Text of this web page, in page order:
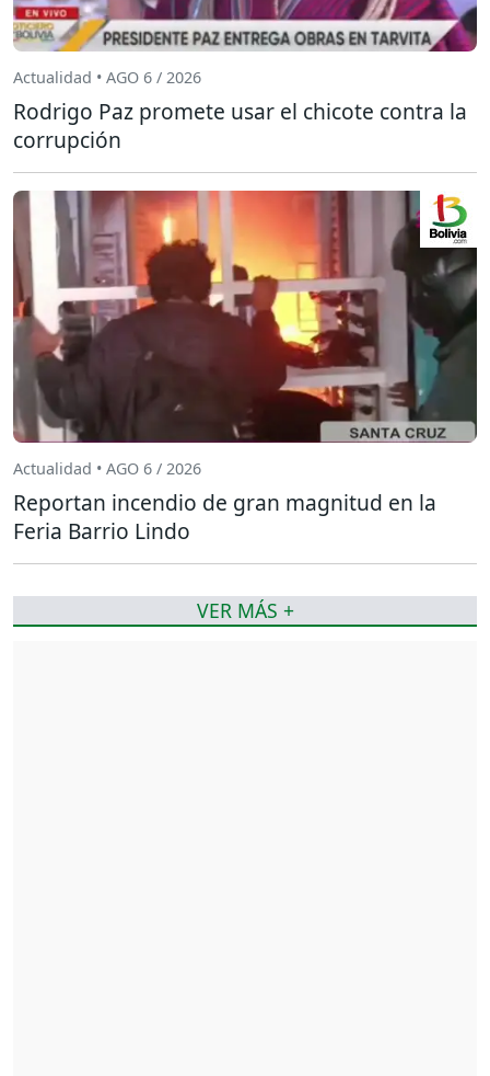
Actualidad • AGO 6 / 2026
Rodrigo Paz promete usar el chicote contra la
corrupción
Actualidad • AGO 6 / 2026
Reportan incendio de gran magnitud en la
Feria Barrio Lindo
VER MÁS +